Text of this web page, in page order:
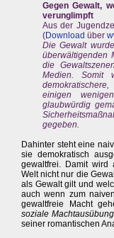
Gegen Gewalt,
verunglimpft
Aus der
(Download über
Die Gewalt
überwältigenden
die
Medien. Somit
einigen
glaubwürdig
gegeben.
Dahinter steht eine
sie demokratisch
gewaltfrei. Damit wird
Welt nicht nur die
als Gewalt gilt und
auch wenn zum
gewaltfreie Macht
soziale Machtausübung
seiner romantischen